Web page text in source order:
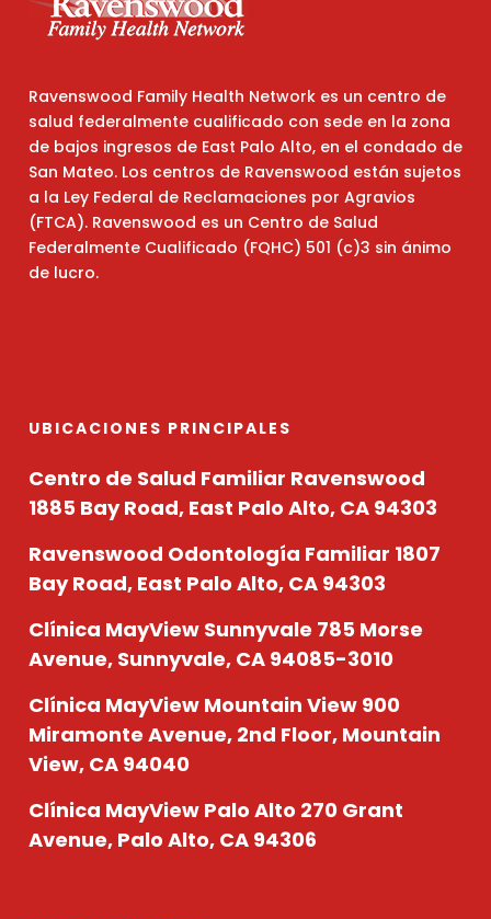
Ravenswood Family Health Network es un centro de
salud federalmente cualificado con sede en la zona
de bajos ingresos de East Palo Alto, en el condado de
San Mateo. Los centros de Ravenswood están sujetos
a la Ley Federal de Reclamaciones por Agravios
(FTCA). Ravenswood es un Centro de Salud
Federalmente Cualificado (FQHC) 501 (c)3 sin ánimo
de lucro.
UBICACIONES PRINCIPALES
Centro de Salud Familiar Ravenswood
1885 Bay Road, East Palo Alto, CA 94303
Ravenswood Odontología Familiar 1807
Bay Road, East Palo Alto, CA 94303
Clínica MayView Sunnyvale 785 Morse
Avenue, Sunnyvale, CA 94085-3010
Clínica MayView Mountain View 900
Miramonte Avenue, 2nd Floor, Mountain
View, CA 94040
Clínica MayView Palo Alto 270 Grant
Avenue, Palo Alto, CA 94306